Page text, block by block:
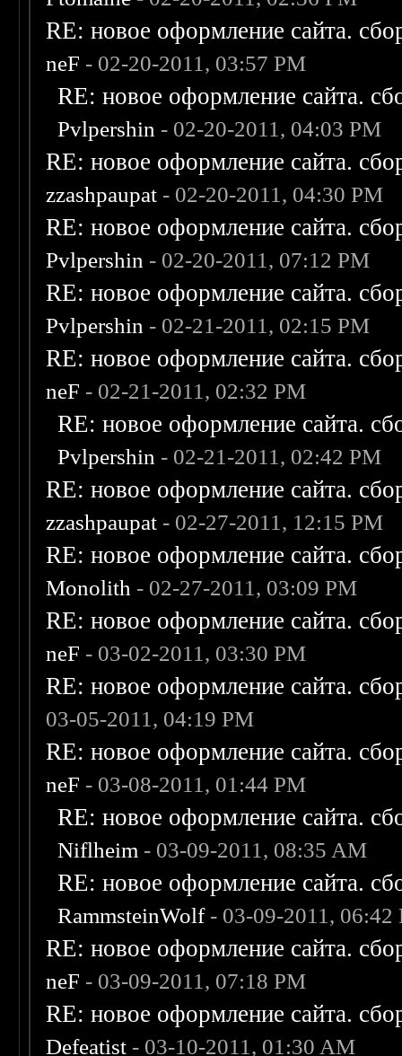
RE: новое оформление сайта.
neF - 02-20-2011, 03:57 PM
RE: новое оформление сайта.
Pvlpershin - 02-20-2011, 04:03 PM
RE: новое оформление сайта.
zzashpaupat - 02-20-2011, 04:30 PM
RE: новое оформление сайта.
Pvlpershin - 02-20-2011, 07:12 PM
RE: новое оформление сайта.
Pvlpershin - 02-21-2011, 02:15 PM
RE: новое оформление сайта.
neF - 02-21-2011, 02:32 PM
RE: новое оформление сайта.
Pvlpershin - 02-21-2011, 02:42 PM
RE: новое оформление сайта.
zzashpaupat - 02-27-2011, 12:15 PM
RE: новое оформление сайта.
Monolith - 02-27-2011, 03:09 PM
RE: новое оформление сайта.
neF - 03-02-2011, 03:30 PM
RE: новое оформление сайта.
03-05-2011, 04:19 PM
RE: новое оформление сайта.
neF - 03-08-2011, 01:44 PM
RE: новое оформление сайта.
Niflheim - 03-09-2011, 08:35 AM
RE: новое оформление сайта.
RammsteinWolf- 03-09-2011, 06:42
RE: новое оформление сайта.
neF - 03-09-2011, 07:18 PM
RE: новое оформление сайта.
Defeatist - 03-10-2011, 01:30 AM